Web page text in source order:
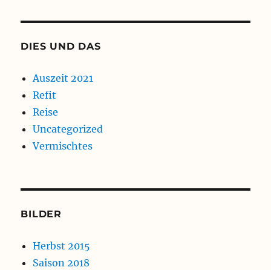
DIES UND DAS
Auszeit 2021
Refit
Reise
Uncategorized
Vermischtes
BILDER
Herbst 2015
Saison 2018